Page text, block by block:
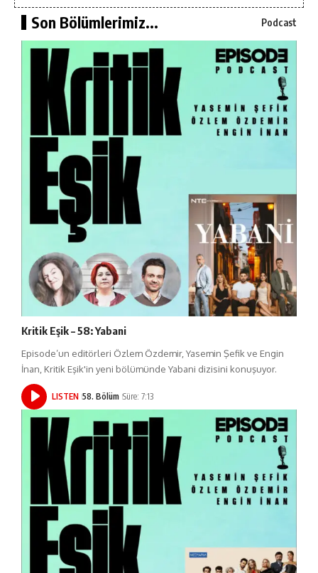
Son Bölümlerimiz... Podcast
Kritik Eşik – 58: Yabani
Episode’un editörleri Özlem Özdemir, Yasemin Şefik ve Engin
İnan, Kritik Eşik'in yeni bölümünde Yabani dizisini konuşuyor.
LISTEN 58. Bölüm Süre: 7:13